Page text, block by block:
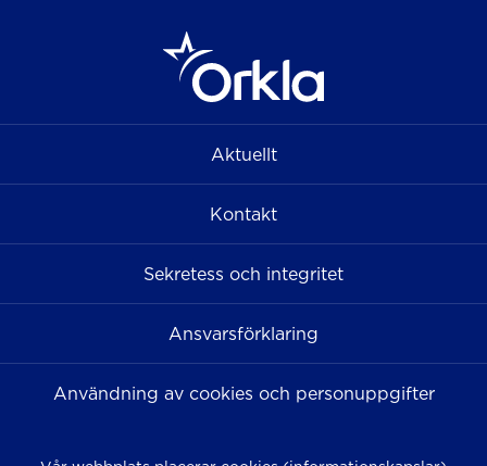
Aktuellt
Kontakt
Sekretess och integritet
Ansvarsförklaring
Användning av cookies och personuppgifter